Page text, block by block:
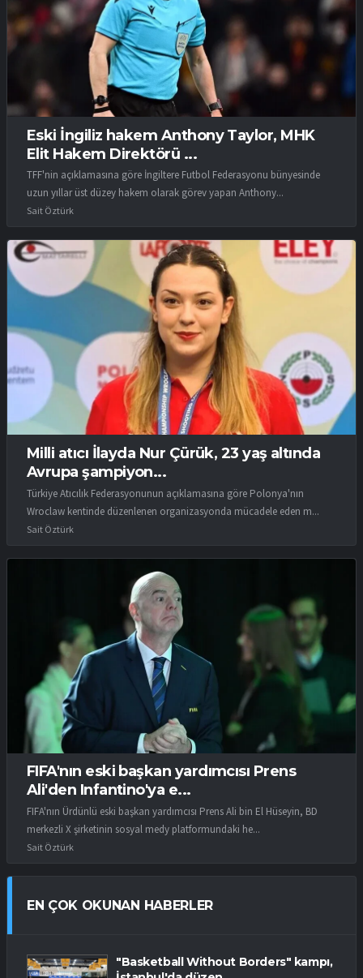
Eski İngiliz hakem Anthony Taylor, MHK
Elit Hakem Direktörü ...
TFF'nin açıklamasına göre İngiltere Futbol Federasyonu bünyesinde
uzun yıllar üst düzey hakem olarak görev yapan Anthony...
Sait Öztürk
Milli atıcı İlayda Nur Çürük, 23 yaş altında
Avrupa şampiyon...
Türkiye Atıcılık Federasyonunun açıklamasına göre Polonya'nın
Wroclaw kentinde düzenlenen organizasyonda mücadele eden m...
Sait Öztürk
FIFA'nın eski başkan yardımcısı Prens
Ali'den Infantino'ya e...
FIFA'nın Ürdünlü eski başkan yardımcısı Prens Ali bin El Hüseyin, BD
merkezli X şirketinin sosyal medy platformundaki he...
Sait Öztürk
EN ÇOK OKUNAN HABERLER
"Basketball Without Borders" kampı,